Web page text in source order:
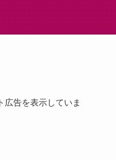
広告を表示していま